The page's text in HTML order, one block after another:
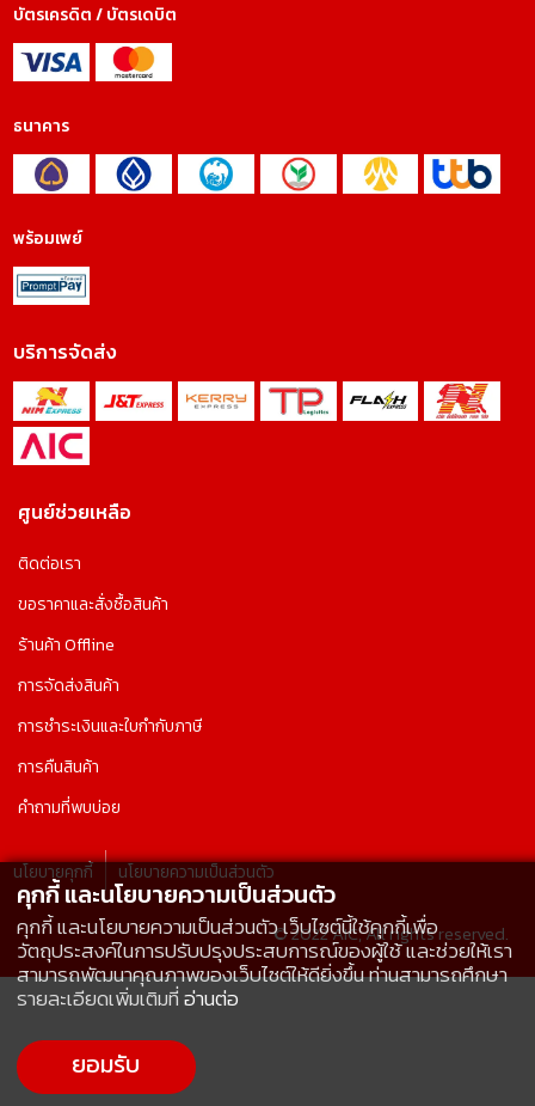
บัตรเครดิต / บัตรเดบิต
ธนาคาร
พร้อมเพย์
บริการจัดส่ง
ศูนย์ช่วยเหลือ
ติดต่อเรา
ขอราคาและสั่งซื้อสินค้า
ร้านค้า Offline
การจัดส่งสินค้า
การชำระเงินและใบกำกับภาษี
การคืนสินค้า
คำถามที่พบบ่อย
นโยบายคุกกี้ นโยบายความเป็นส่วนตัว
© 2022 AIC, All rights reserved.
คุกกี้ และนโยบายความเป็นส่วนตัว
คุกกี้ และนโยบายความเป็นส่วนตัว เว็บไซต์นี้ใช้คุกกี้เพื่อ
วัตถุประสงค์ในการปรับปรุงประสบการณ์ของผู้ใช้ และช่วยให้เรา
สามารถพัฒนาคุณภาพของเว็บไซต์ให้ดียิ่งขึ้น ท่านสามารถศึกษา
รายละเอียดเพิ่มเติมที่อ่านต่อ
ยอมรับ